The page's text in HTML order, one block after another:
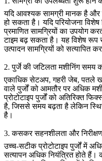
यदि आवश्यक सामग्री मानक है और
हो सकता है। यदि परियोजना
प्रमाणित सामग्रियों का उपयोग
टाइम बढ़ सकता है। यह विशेष रूप
उत्पादन सामग्रियों को सत्यापित
2. पुर्जे की जटिलता मशीनिंग समय
एकाधिक सेटअप, गहरी जेब, पतले
वाले पुर्जों को आमतौर पर अधिक
प्रोटोटाइप पुर्जों को अतिरिक्त
है, जिससे समय बढ़ता है लेकिन
है।
3. कसकर सहनशीलता और
उच्च-सटीक प्रोटोटाइप पुर्जों में
सत्यापन अधिक नियंत्रित होते हैं।